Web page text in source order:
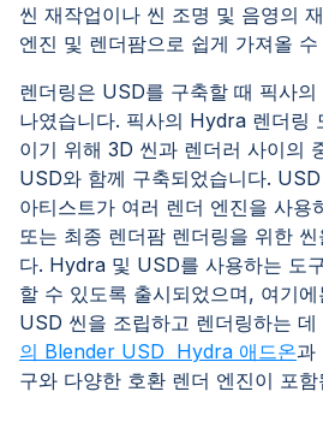
씬 재작업이나 씬 조명 및 음영의
엔진 및 렌더팜으로 쉽게 가져올 수
렌더링은 USD를 구축할 때 픽사
나였습니다. 픽사의 Hydra 렌더링
이기 위해 3D 씬과 렌더러 사이의
USD와 함께 구축되었습니다.
아티스트가 여러 렌더 엔진을 사용
또는 최종 렌더팜 렌더링을 위한
다. Hydra 및 USD를 사용하는 도
할 수 있도록 출시되었으며, 여기
USD 씬을 조립하고 렌더링하는
의 Blender USD Hydra 애드온과
구와 다양한 호환 렌더 엔진이 포함